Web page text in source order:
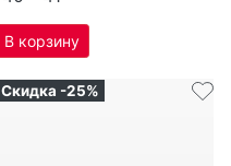
Скидка -25%